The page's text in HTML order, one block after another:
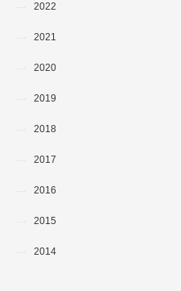
2022
2021
2020
2019
2018
2017
2016
2015
2014